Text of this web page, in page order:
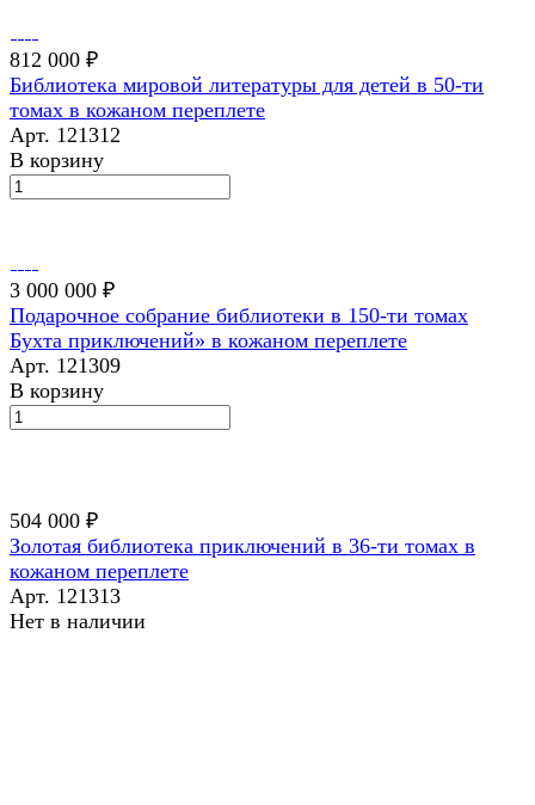
812 000 ₽
Библиотека мировой литературы для детей в 50-ти
томах в кожаном переплете
Арт. 121312
В корзину
3 000 000 ₽
Подарочное собрание библиотеки в 150-ти томах
Бухта приключений» в кожаном переплете
Арт. 121309
В корзину
504 000 ₽
Золотая библиотека приключений в 36-ти томах в
кожаном переплете
Арт. 121313
Нет в наличии